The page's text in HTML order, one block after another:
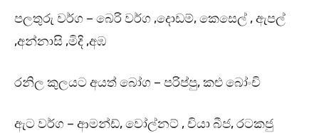
පලතුරු වර්ග – බෙරි වර්ග ,දොඩම්, කෙසෙල් , ඇපල්
,අන්නාසි ,මිදි ,අඹ
රනිල කුලයට අයත් බෝග – පරිප්පු, කළු බෝංචි
ඇට වර්ග – ආමන්ඩ්, වෝල්නට් , චියා බීජ, රටකජු